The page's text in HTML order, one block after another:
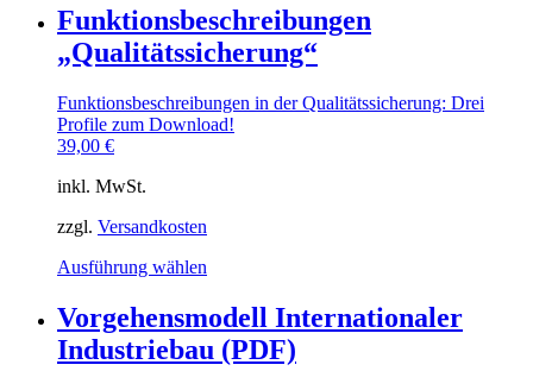
weist
mehrere
Varianten
Die
Optionen
können
Funktionsbeschreibungen
„Qualitätssicherung“
Funktionsbeschreibungen in der Qualitätssicherung: Drei
Profile zum Download!
39,00 €
inkl. MwSt.
zzgl. Versandkosten
Ausführung wählen
weist
mehrere
Varianten
Vorgehensmodell Internationaler
Industriebau (PDF)